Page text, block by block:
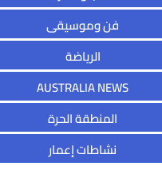
فن وموسيقى
الرياضة
AUSTRALIA NEWS
المنطقة الحرة
نشاطات إعمار